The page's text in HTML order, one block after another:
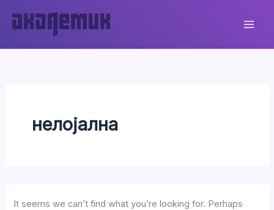
content
нелојална
It seems we can’t find what you’re looking for. Perhaps